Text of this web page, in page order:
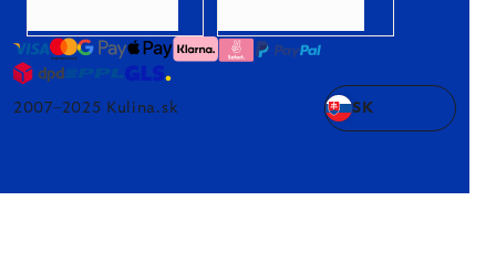
2007–2025 Kulina.sk SK